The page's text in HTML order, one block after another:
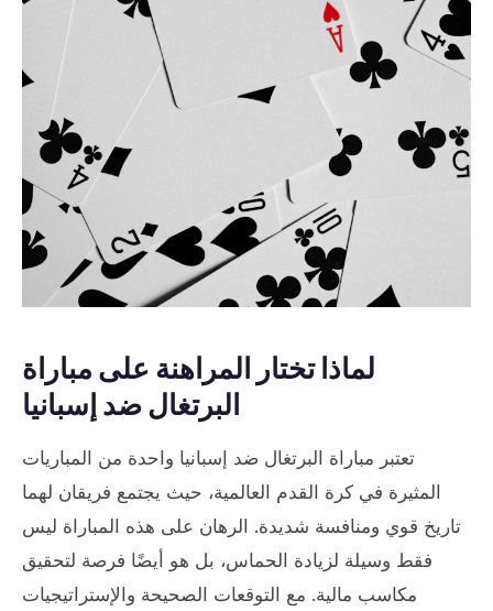
لماذا تختار المراهنة على مباراة
البرتغال ضد إسبانيا
تعتبر مباراة البرتغال ضد إسبانيا واحدة من المباريات
المثيرة في كرة القدم العالمية، حيث يجتمع فريقان لهما
تاريخ قوي ومنافسة شديدة. الرهان على هذه المباراة ليس
فقط وسيلة لزيادة الحماس، بل هو أيضًا فرصة لتحقيق
مكاسب مالية. مع التوقعات الصحيحة والإستراتيجيات